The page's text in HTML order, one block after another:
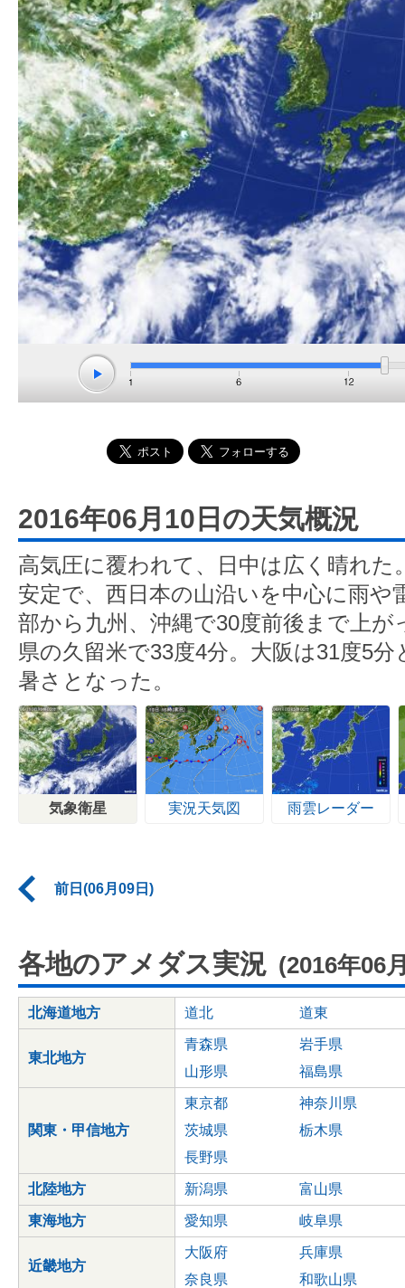
2016年06月10日の天気概況
高気圧に覆われて、日中は広く晴れた
安定で、西日本の山沿いを中心に雨や
部から九州、沖縄で30度前後まで上
県の久留米で33度4分。大阪は31度5
暑さとなった。
気象衛星 実況天気図 雨雲レーダー
前日(06月09日)
各地のアメダス実況 (2016年06
北海道地方 道北 道東
東北地方
青森県
岩手県
山形県
福島県
関東・甲信地方
東京都
神奈川県
茨城県
栃木県
長野県
北陸地方 新潟県 富山県
東海地方 愛知県 岐阜県
近畿地方
大阪府
兵庫県
奈良県
和歌山県